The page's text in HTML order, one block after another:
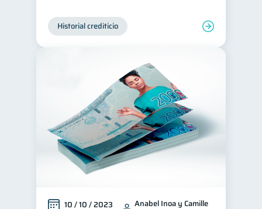
Historial crediticio
10 / 10 / 2023 Anabel Inoa y Camille